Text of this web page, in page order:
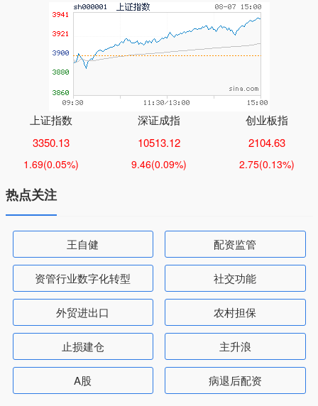
上证指数
3350.13
1.69(0.05%)
深证成指
10513.12
9.46(0.09%)
创业板指
2104.63
2.75(0.13%)
热点关注
王自健 配资监管
资管行业数字化转型 社交功能
外贸进出口 农村担保
止损建仓 主升浪
A股 病退后配资